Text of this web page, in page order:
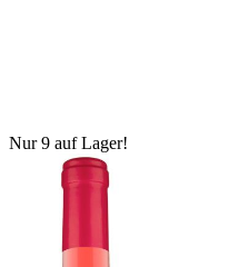
Nur 9 auf Lager!